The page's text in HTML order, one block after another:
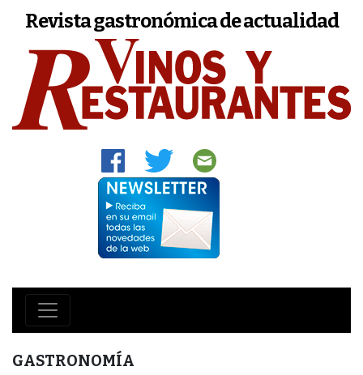
Revista gastronómica de actualidad
GASTRONOMÍA